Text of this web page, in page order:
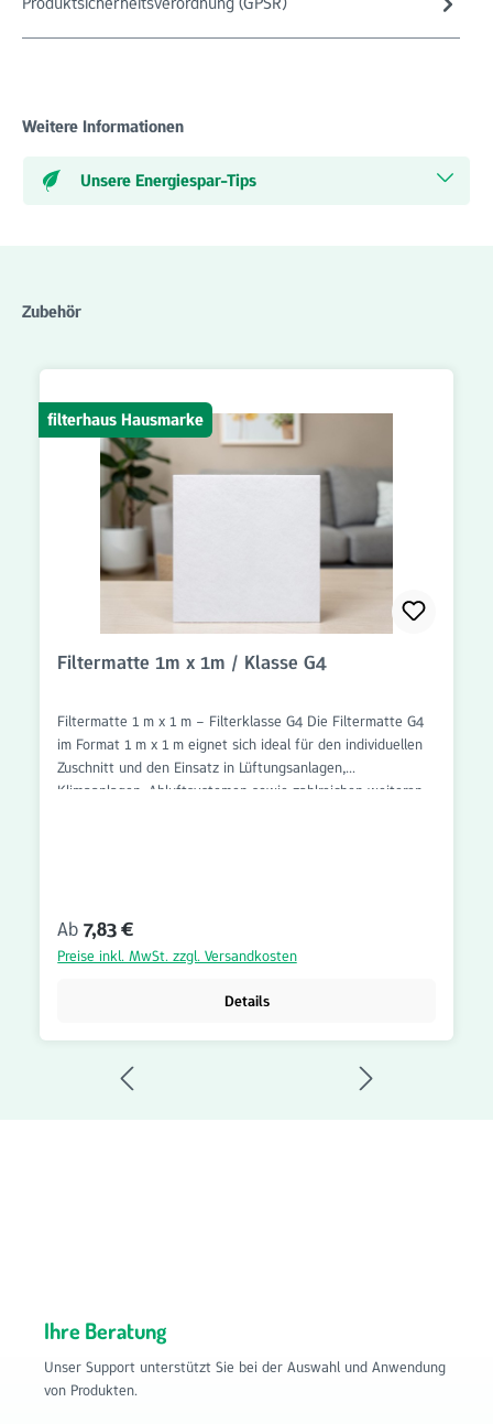
Weitere Informationen
Unsere Energiespar-Tips
Produktgalerie überspringen
Zubehör
filterhaus Hausmarke
Filtermatte 1m x 1m / Klasse G4
Filtermatte 1 m x 1 m – Filterklasse G4 Die Filtermatte G4
im Format 1 m x 1 m eignet sich ideal für den individuellen
Zuschnitt und den Einsatz in Lüftungsanlagen,
Klimaanlagen, Abluftsystemen sowie zahlreichen weiteren
Schwebstoffen. Dadurch werden nachgeschaltete
Komponenten vor Verschmutzung geschützt und die
Die Filtermatte lässt sich einfach zuschneiden und flexibel
Bereich. Filtermatte G4 – Vorteile: Format 1 m x 1 m
Individuell zuschneidbar Filterklasse G4 für die
Grundfiltration Reduziert Staub, Flusen und grobe
Regulärer Preis:
Ab 7,83 €
Preise inkl. MwSt. zzgl. Versandkosten
Details
Ihre Beratung
Unser Support unterstützt Sie bei der Auswahl und Anwendung
von Produkten.